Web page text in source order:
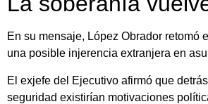
En su mensaje, López Obrador retomó
una posible injerencia extranjera en
El exjefe del Ejecutivo afirmó que
seguridad existirían motivaciones